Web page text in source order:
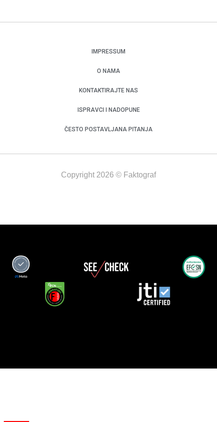
IMPRESSUM
O NAMA
KONTAKTIRAJTE NAS
ISPRAVCI I NADOPUNE
ČESTO POSTAVLJANA PITANJA
Copyright 2026 © Faktograf